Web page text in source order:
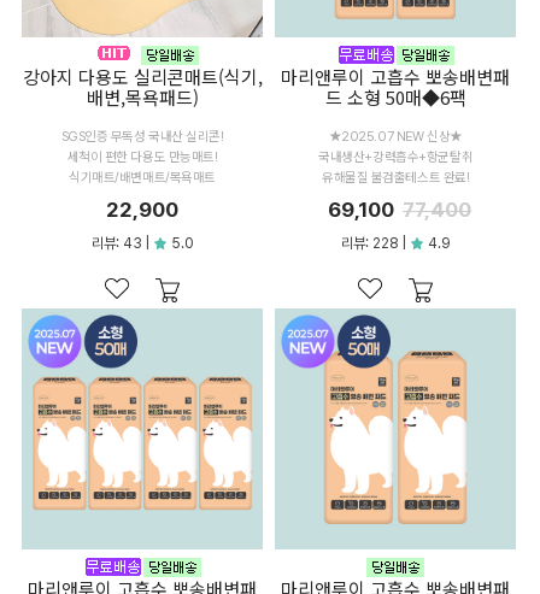
강아지 다용도 실리콘매트(식기,
배변,목욕패드)
SGS인증 무독성 국내산 실리콘!
세척이 편한 다용도 만능매트!
식기매트/배변매트/목욕매트
22,900
리뷰: 43 | 5.0
마리앤루이 고흡수 뽀송배변패
드 소형 50매◆6팩
★2025.07 NEW 신상★
국내생산+강력흡수+항균탈취
유해물질 불검출테스트 완료!
69,100 77,400
리뷰: 228 | 4.9
마리앤루이 고흡수 뽀송배변패
마리앤루이 고흡수 뽀송배변패